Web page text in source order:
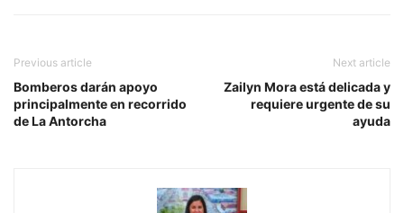
Previous article
Bomberos darán apoyo
principalmente en recorrido
de La Antorcha
Next article
Zailyn Mora está delicada y
requiere urgente de su
ayuda